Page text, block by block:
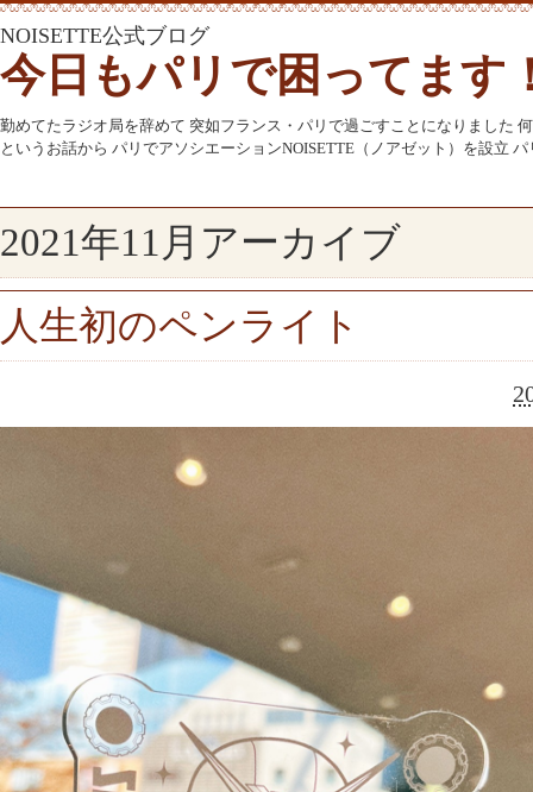
NOISETTE公式ブログ
今日もパリで困ってます
勤めてたラジオ局を辞めて 突如フランス・パリで過ごすことになりました
というお話から パリでアソシエーションNOISETTE（ノアゼット）を設立
2021年11月アーカイブ
人生初のペンライト